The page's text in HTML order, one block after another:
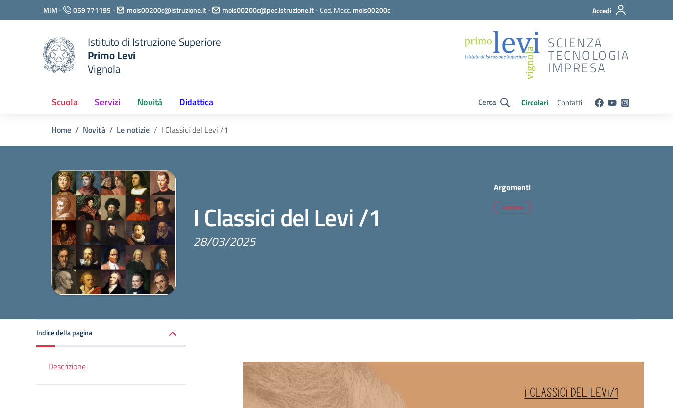
Vai ai contenuti
Vai al menu di navigazione
MIM - 059 771195 - mois00200c@istruzione.it- mois00200c@pec.istruzione.it-Cod. Mecc. mois00200c Accedi
Istituto di Istruzione Superiore
Primo Levi
Vignola
SCIENZA
TECNOLOGIA
IMPRESA
Scuola Servizi Novità Didattica Cerca Circolari Contatti
Home Novità Le notizie I Classici del Levi /1
I Classici del Levi /1
28/03/2025
Argomenti
Lettere
Indice della pagina
Descrizione